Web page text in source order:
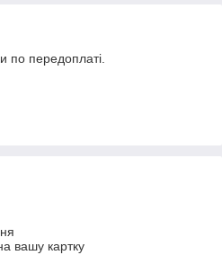
по передоплаті.
вашу картку